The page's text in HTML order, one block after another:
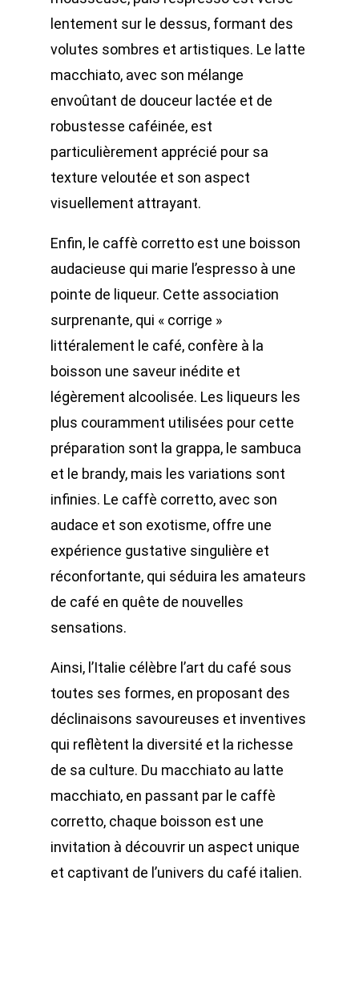
lentement sur le dessus, formant des
volutes sombres et artistiques. Le latte
macchiato, avec son mélange
envoûtant de douceur lactée et de
robustesse caféinée, est
particulièrement apprécié pour sa
texture veloutée et son aspect
visuellement attrayant.
Enfin, le caffè corretto est une boisson
audacieuse qui marie l’espresso à une
pointe de liqueur. Cette association
surprenante, qui « corrige »
littéralement le café, confère à la
boisson une saveur inédite et
légèrement alcoolisée. Les liqueurs les
plus couramment utilisées pour cette
préparation sont la grappa, le sambuca
et le brandy, mais les variations sont
infinies. Le caffè corretto, avec son
audace et son exotisme, offre une
expérience gustative singulière et
réconfortante, qui séduira les amateurs
de café en quête de nouvelles
sensations.
Ainsi, l’Italie célèbre l’art du café sous
toutes ses formes, en proposant des
déclinaisons savoureuses et inventives
qui reflètent la diversité et la richesse
de sa culture. Du macchiato au latte
macchiato, en passant par le caffè
corretto, chaque boisson est une
invitation à découvrir un aspect unique
et captivant de l’univers du café italien.